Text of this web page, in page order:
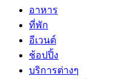
อาหาร
ที่พัก
อีเวนต์
ช้อปปิ้ง
บริการต่างๆ